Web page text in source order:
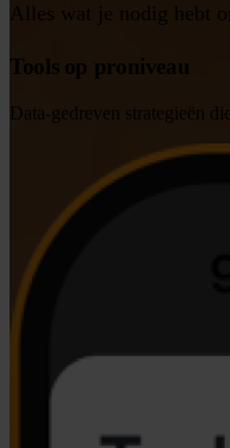
Alles wat je nodig hebt
Tools op proniveau
Data-gedreven strategieën